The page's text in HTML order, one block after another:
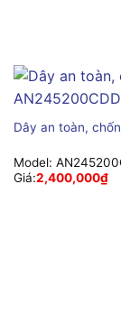
Dây an toàn,
Model:
Giá:2,400,000₫